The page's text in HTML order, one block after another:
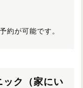
約が可能です。
ク（家にい